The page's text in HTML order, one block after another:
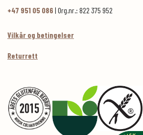
+47 951 05 086 | Org.nr.: 822 375 952
Vilkår og betingelser
Returrett